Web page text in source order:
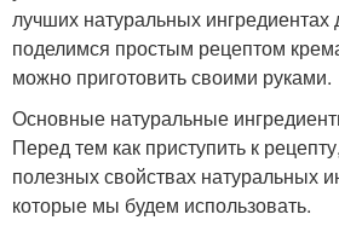
лучших натуральных ингредиентах
поделимся простым рецептом
можно приготовить своими руками.
Основные натуральные
Перед тем как приступить к
полезных свойствах натуральных
которые мы будем использовать.